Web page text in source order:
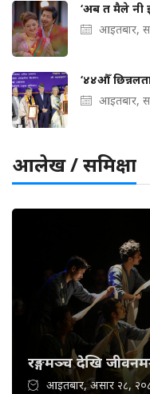
‘अब त मैले नी
आइतबार,
‘४४औँ छिन्नलता
आइतबार,
आलेख / समिक्षा
रङ्गमञ्च देखि
आइतबार, असार २८,